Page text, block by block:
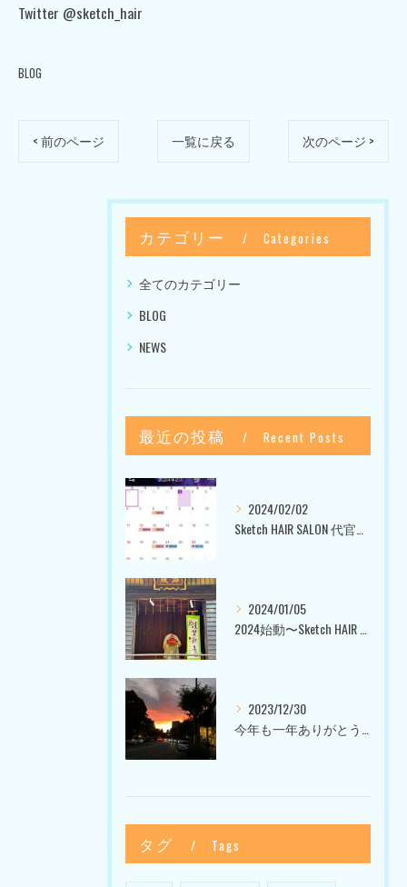
Twitter @sketch_hair
BLOG
< 前のページ 一覧に戻る 次のページ >
カテゴリー Categories
全てのカテゴリー
BLOG
NEWS
最近の投稿 Recent Posts
2024/02/02
2024/01/05
2023/12/30
タグ Tags